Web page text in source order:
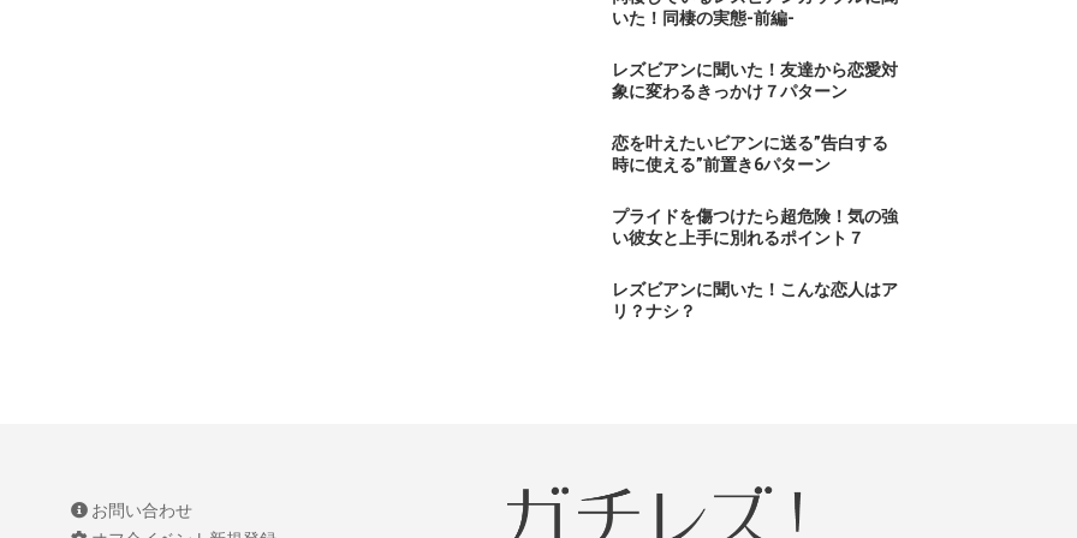
いた！同棲の実態-前編-
レズビアンに聞いた！友達から恋愛対
象に変わるきっかけ７パターン
恋を叶えたいビアンに送る”告白する
時に使える”前置き6パターン
プライドを傷つけたら超危険！気の強
い彼女と上手に別れるポイント７
レズビアンに聞いた！こんな恋人はア
リ？ナシ？
お問い合わせ